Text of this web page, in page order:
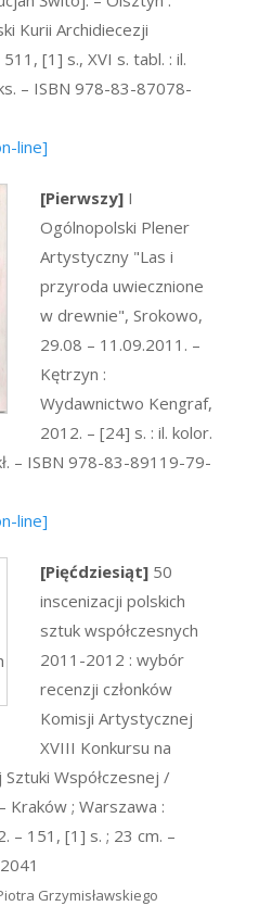
Kurii Archidiecezji
[1] s., XVI s. tabl. : il.
– ISBN 978-83-87078-
line]
[Pierwszy] I
Ogólnopolski Plener
Artystyczny "Las i
przyroda uwiecznione
w drewnie", Srokowo,
29.08 – 11.09.2011. –
Kętrzyn :
Wydawnictwo Kengraf,
2012. – [24] s. : il. kolor.
– ISBN 978-83-89119-79-
line]
[Pięćdziesiąt] 50
inscenizacji polskich
sztuk współczesnych
2011-2012 : wybór
recenzji członków
Komisji Artystycznej
XVIII Konkursu na
Współczesnej /
Kraków ; Warszawa :
– 151, [1] s. ; 23 cm. –
Grzymisławskiego